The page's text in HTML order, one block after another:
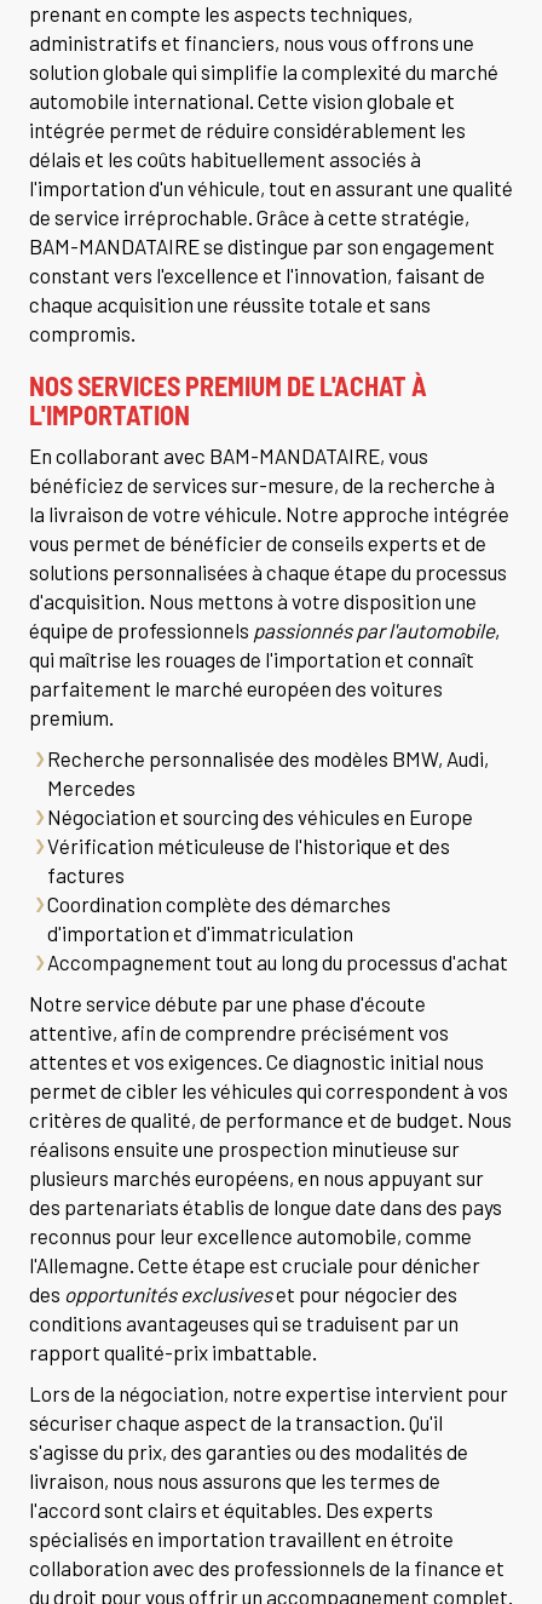
prenant en compte les aspects techniques,
administratifs et financiers, nous vous offrons une
solution globale qui simplifie la complexité du marché
automobile international. Cette vision globale et
intégrée permet de réduire considérablement les
délais et les coûts habituellement associés à
l'importation d'un véhicule, tout en assurant une qualité
de service irréprochable. Grâce à cette stratégie,
BAM-MANDATAIRE se distingue par son engagement
constant vers l'excellence et l'innovation, faisant de
chaque acquisition une réussite totale et sans
compromis.
NOS SERVICES PREMIUM DE L'ACHAT À
L'IMPORTATION
En collaborant avec BAM-MANDATAIRE, vous
bénéficiez de services sur-mesure, de la recherche à
la livraison de votre véhicule. Notre approche intégrée
vous permet de bénéficier de conseils experts et de
solutions personnalisées à chaque étape du processus
d'acquisition. Nous mettons à votre disposition une
équipe de professionnels passionnés par l'automobile,
qui maîtrise les rouages de l'importation et connaît
parfaitement le marché européen des voitures
premium.
Recherche personnalisée des modèles BMW, Audi,
Mercedes
Négociation et sourcing des véhicules en Europe
Vérification méticuleuse de l'historique et des
factures
Coordination complète des démarches
d'importation et d'immatriculation
Accompagnement tout au long du processus d'achat
Notre service débute par une phase d'écoute
attentive, afin de comprendre précisément vos
attentes et vos exigences. Ce diagnostic initial nous
permet de cibler les véhicules qui correspondent à vos
critères de qualité, de performance et de budget. Nous
réalisons ensuite une prospection minutieuse sur
plusieurs marchés européens, en nous appuyant sur
des partenariats établis de longue date dans des pays
reconnus pour leur excellence automobile, comme
l'Allemagne. Cette étape est cruciale pour dénicher
des opportunités exclusiveset pour négocier des
conditions avantageuses qui se traduisent par un
rapport qualité-prix imbattable.
Lors de la négociation, notre expertise intervient pour
sécuriser chaque aspect de la transaction. Qu'il
s'agisse du prix, des garanties ou des modalités de
livraison, nous nous assurons que les termes de
l'accord sont clairs et équitables. Des experts
spécialisés en importation travaillent en étroite
collaboration avec des professionnels de la finance et
du droit pour vous offrir un accompagnement complet.